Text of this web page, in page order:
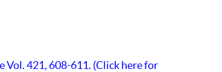
Vol. 421, 608-611. (Click here for